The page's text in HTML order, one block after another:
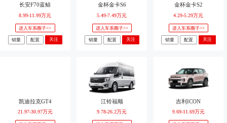
长安F70蓝鲸
8.99-11.99万元
进入车系圈子>>
销量 配置 关注
金杯金卡S6
5.49-7.49万元
进入车系圈子>>
销量 配置 关注
金杯金卡S2
4.29-5.29万元
进入车系圈子>>
销量 配置 关注
凯迪拉克GT4
21.97-30.97万元
江铃福顺
9.78-26.2万元
吉利ICON
9.69-11.69万元